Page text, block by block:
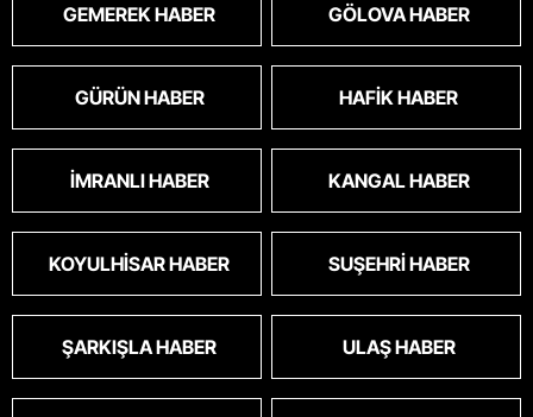
GEMEREK HABER GÖLOVA HABER
GÜRÜN HABER HAFIK HABER
İMRANLI HABER KANGAL HABER
KOYULHISAR HABER SUŞEHRI HABER
ŞARKIŞLA HABER ULAŞ HABER